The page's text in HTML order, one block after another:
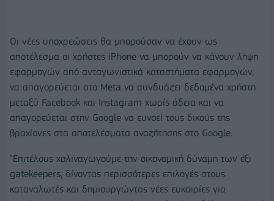
Οι νέες υποχρεώσεις θα μπορούσαν να έχουν ως
αποτέλεσμα οι χρήστες iPhone να μπορούν να κάνουν λήψη
εφαρμογών από ανταγωνιστικά καταστήματα εφαρμογών,
να απαγορεύεται στο Meta να συνδυάζει δεδομένα χρήστη
μεταξύ Facebook και Instagram χωρίς άδεια και να
απαγορεύεται στην Google να ευνοεί τους δικούς της
βραχίονες στα αποτελέσματα αναζήτησης στο Google.
"Επιτέλους χαλιναγωγούμε την οικονομική δύναμη των έξι
gatekeepers, δίνοντας περισσότερες επιλογές στους
καταναλωτές και δημιουργώντας νέες ευκαιρίες για